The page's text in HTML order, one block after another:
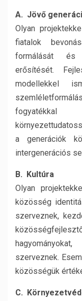
A. Jövő
Olyan
fiatalok
formálását és
erősítését.
modellekkel
a generációk
intergenerációs
B. Kultúra
Olyan
közösség
szerveznek,
szerveznek.
közösségük
C.